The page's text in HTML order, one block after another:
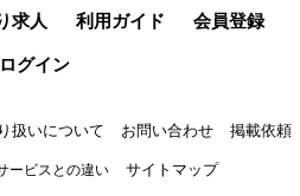
求人 利用ガイド
会員登録
ログイン
扱いについて お問い合わせ 掲載依頼
ービスとの違い サイトマップ